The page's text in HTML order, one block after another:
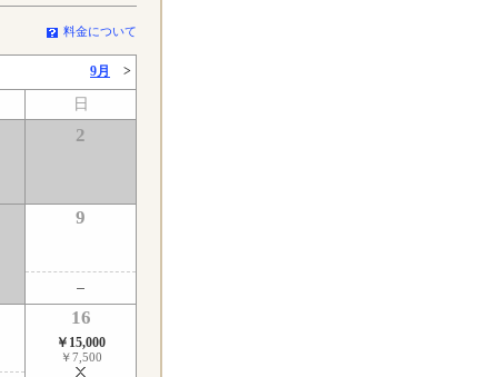
料金について
9月 >
日
2
9
16
￥15,000
￥7,500